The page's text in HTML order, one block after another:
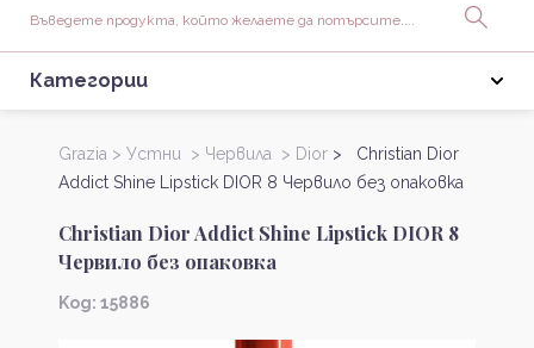
Категории
Grazia > Устни > Червила > Dior > Christian Dior
Addict Shine Lipstick DIOR 8 Червило без опаковка
Christian Dior Addict Shine Lipstick DIOR 8
Червило без опаковка
Kод: 15886